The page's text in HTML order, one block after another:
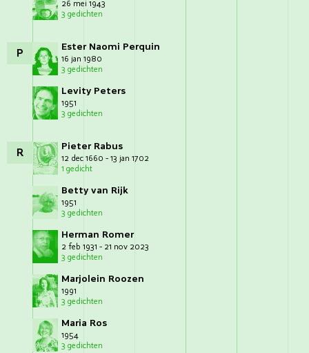
26 mei 1943
3 gedichten
P Ester Naomi Perquin
16 jan 1980
3 gedichten
Levity Peters
1951
3 gedichten
R Pieter Rabus
12 dec 1660 - 13 jan 1702
1 gedicht
Betty van Rijk
1951
3 gedichten
Herman Romer
2 feb 1931 - 21 nov 2023
3 gedichten
Marjolein Roozen
1991
3 gedichten
Maria Ros
1954
3 gedichten